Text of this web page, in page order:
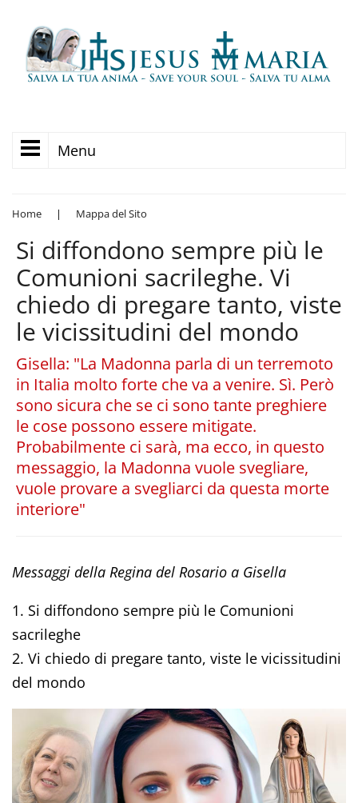
Menu
Home | Mappa del Sito
Si diffondono sempre più le
Comunioni sacrileghe. Vi
chiedo di pregare tanto, viste
le vicissitudini del mondo
Gisella: "La Madonna parla di un terremoto
in Italia molto forte che va a venire. Sì. Però
sono sicura che se ci sono tante preghiere
le cose possono essere mitigate.
Probabilmente ci sarà, ma ecco, in questo
messaggio, la Madonna vuole svegliare,
vuole provare a svegliarci da questa morte
interiore"
Messaggi della Regina del Rosario a Gisella
1. Si diffondono sempre più le Comunioni
sacrileghe
2. Vi chiedo di pregare tanto, viste le vicissitudini
del mondo